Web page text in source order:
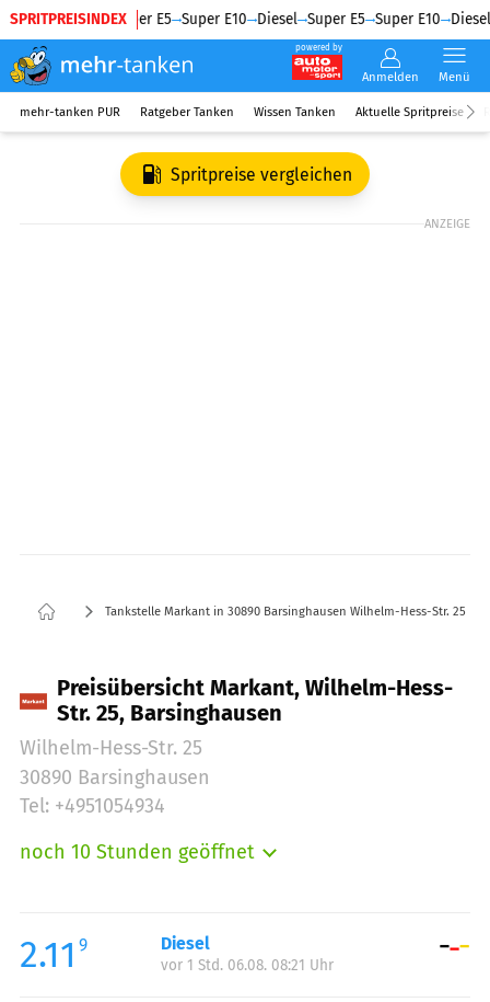
SPRITPREISINDEX
Diesel Super E5 Super E10 Diesel Super E5 Super E10 Diesel
powered by
Anmelden Menü
mehr-tanken PUR Ratgeber Tanken Wissen Tanken Aktuelle Spritpreise
Spritpreise vergleichen
ANZEIGE
Tankstelle Markant in 30890 Barsinghausen Wilhelm-Hess-Str. 25
Preisübersicht Markant, Wilhelm-Hess-
Str. 25, Barsinghausen
Wilhelm-Hess-Str. 25
30890 Barsinghausen
Tel: +4951054934
noch 10 Stunden geöffnet
Mittwoch:
06:00-22:00
Donnerstag:
2.11 9 Diesel
vor 1 Std. 06.08. 08:21 Uhr